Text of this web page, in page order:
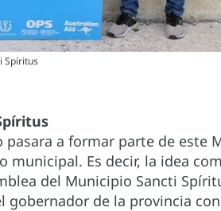
Spíritus
a formar parte de este
Es decir, la idea
del Municipio Sancti
gobernador de la provincia